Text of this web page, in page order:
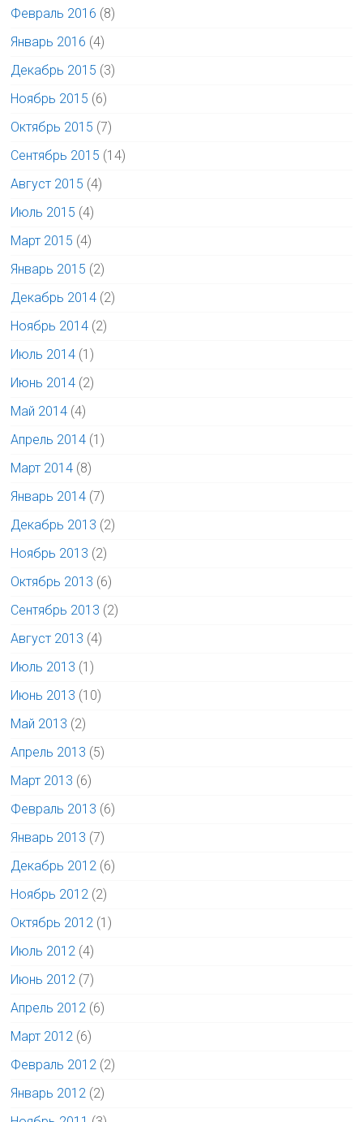
Февраль 2016 (8)
Январь 2016 (4)
Декабрь 2015 (3)
Ноябрь 2015 (6)
Октябрь 2015 (7)
Сентябрь 2015 (14)
Август 2015 (4)
Июль 2015 (4)
Март 2015 (4)
Январь 2015 (2)
Декабрь 2014 (2)
Ноябрь 2014 (2)
Июль 2014 (1)
Июнь 2014 (2)
Май 2014 (4)
Апрель 2014 (1)
Март 2014 (8)
Январь 2014 (7)
Декабрь 2013 (2)
Ноябрь 2013 (2)
Октябрь 2013 (6)
Сентябрь 2013 (2)
Август 2013 (4)
Июль 2013 (1)
Июнь 2013 (10)
Май 2013 (2)
Апрель 2013 (5)
Март 2013 (6)
Февраль 2013 (6)
Январь 2013 (7)
Декабрь 2012 (6)
Ноябрь 2012 (2)
Октябрь 2012 (1)
Июль 2012 (4)
Июнь 2012 (7)
Апрель 2012 (6)
Март 2012 (6)
Февраль 2012 (2)
Январь 2012 (2)